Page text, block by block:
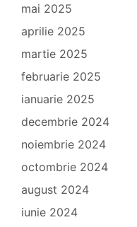
mai 2025
aprilie 2025
martie 2025
februarie 2025
ianuarie 2025
decembrie 2024
noiembrie 2024
octombrie 2024
august 2024
iunie 2024